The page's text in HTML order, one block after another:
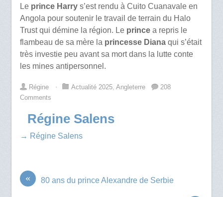
Leprince Harrys’est rendu à Cuito Cuanavale en
Angola pour soutenir le travail de terrain du Halo
Trust qui démine la région. Leprincea repris le
flambeau de sa mère la princesse Dianaqui s’était
très investie peu avant sa mort dans la lutte conte
les mines antipersonnel.
Régine ⋅ Actualité 2025, Angleterre
208
Comments
Régine Salens
→ Régine Salens
« 80 ans du prince Alexandre de Serbie